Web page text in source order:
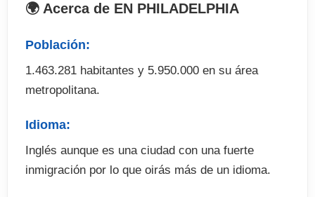
. Seguro de viaje (opcional)
. Recogida en el aeropuerto (opcional)
. Tasa de examen
. Excursiones y actividades optativas fuera de
🌍 Acerca de EN PHILADELPHIA
Población:
1.463.281 habitantes y 5.950.000 en su área
metropolitana.
Idioma:
Inglés aunque es una ciudad con una fuerte
inmigración por lo que oirás más de un idioma.